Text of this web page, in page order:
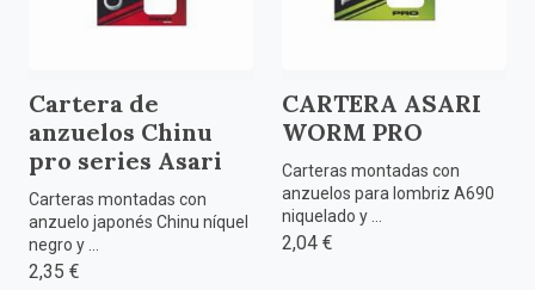
Cartera de
anzuelos Chinu
pro series Asari
Carteras montadas con
anzuelo japonés Chinu níquel
negro y ...
2,35 €
CARTERA ASARI
WORM PRO
Carteras montadas con
anzuelos para lombriz A690
niquelado y ...
2,04 €